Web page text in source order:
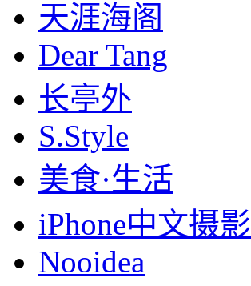
天涯海阁
Dear Tang
长亭外
S.Style
美食·生活
iPhone中文摄影
Nooidea